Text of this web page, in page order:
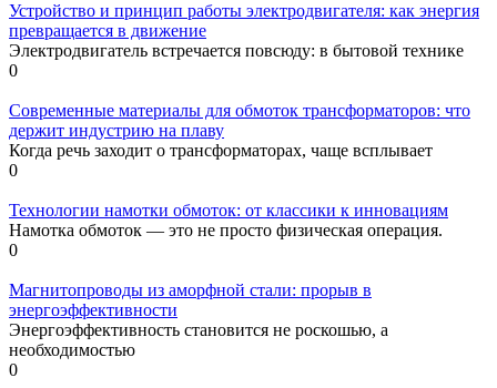
Устройство и принцип работы электродвигателя: как энергия
превращается в движение
Электродвигатель встречается повсюду: в бытовой технике
0
Современные материалы для обмоток трансформаторов: что
держит индустрию на плаву
Когда речь заходит о трансформаторах, чаще всплывает
0
Технологии намотки обмоток: от классики к инновациям
Намотка обмоток — это не просто физическая операция.
0
Магнитопроводы из аморфной стали: прорыв в
энергоэффективности
Энергоэффективность становится не роскошью, а
необходимостью
0